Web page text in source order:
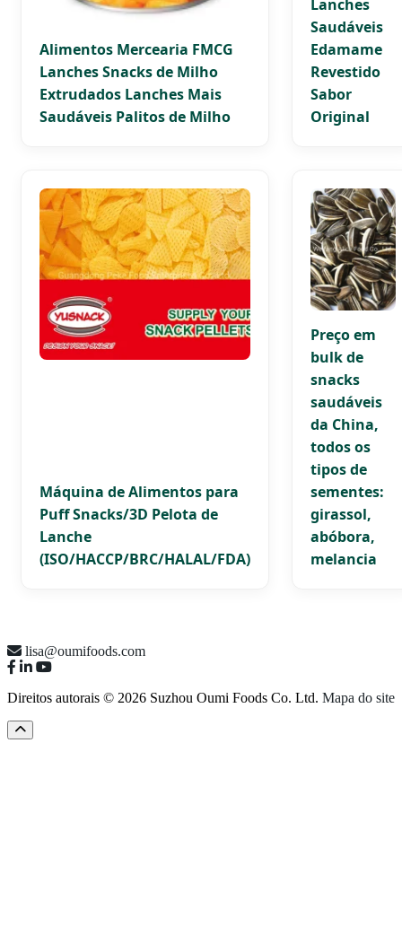
Alimentos Mercearia FMCG
Lanches Snacks de Milho
Extrudados Lanches Mais
Saudáveis Palitos de Milho
Lanches
Saudáveis
Edamame
Revestido
Sabor
Original
Máquina de Alimentos para
Puff Snacks/3D Pelota de
Lanche
(ISO/HACCP/BRC/HALAL/FDA)
Preço em
bulk de
snacks
saudáveis
da China,
todos os
tipos de
sementes:
girassol,
abóbora,
melancia
lisa@oumifoods.com
Direitos autorais © 2026 Suzhou Oumi Foods Co. Ltd. Mapa do site